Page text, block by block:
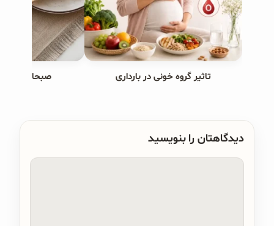
تاثیر گروه خونی در بارداری صبحانه های
دیدگاهتان را بنویسید